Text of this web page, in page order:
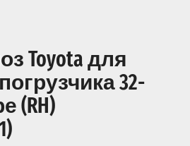
Toyota для
32-
(RH)